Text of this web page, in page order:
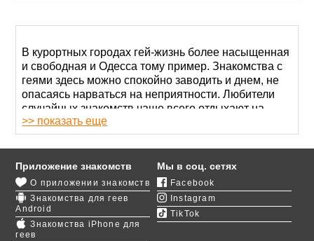
В курортных городах гей-жизнь более насыщенная
и свободная и Одесса тому пример. Знакомства с
геями здесь можно спокойно заводить и днем, не
опасаясь нарваться на неприятности. Любители
случайных знакомств чаще всего отдыхают на
Чкаловском пляже: если пройти санаторий до
спуска к морю, можно попасть на так называемую
«стометровку», где и встречаются геи, а дальше
расположен нудистский пляж.
В вечернее время одесские парни в основном
отдыхают в ночном клубе LIBERTIN, который
позиционируется как гей-френдли. Но гей-
знакомства в Одессе можно заводить не только
>> показать еще
Приложение знакомств
О приложении знакомств
Знакомства для геев
Android
Знакомства iPhone для
геев
Мы в соц. сетях
Facebook
Instagram
TikTok